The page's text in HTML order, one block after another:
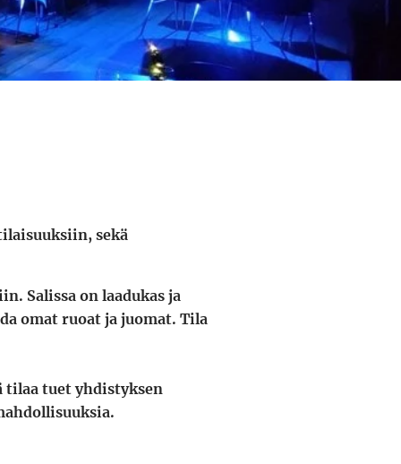
sekä
Salissa on laadukas ja
omat ruoatja juomat. Tila
tilaa tuet yhdistyksen